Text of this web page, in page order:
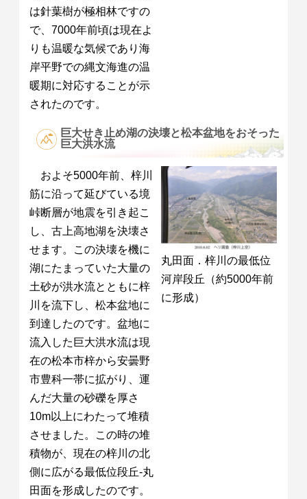
は針葉樹が極相林ですの
で、7000年前頃は現在よ
りも温暖な気候であり海
岸平野での縄文海進の温
暖期に対応することが示
されたのです。
巨大せき止め湖の決壊と松本盆地をおそった
巨大洪水流
およそ5000年前、梓川
筋に沿って延びている境
峠断層が地震を引き起こ
し、古上高地湖を決壊さ
せます。この決壊を機に
湖にたまっていた大量の
土砂が洪水流とともに梓
川を流下し、松本盆地に
到達したのです。盆地に
流入した巨大洪水流は現
在の松本市梓から安曇野
市豊科一帯に拡がり、運
んだ大量の砂礫を厚さ
10m以上にわたって堆積
させました。この時の堆
積物が、現在の梓川の北
側に広がる最低位段丘-丸
田面を形成したのです。
丸田面．梓川の最低位
河岸段丘（約5000年前
に形成）